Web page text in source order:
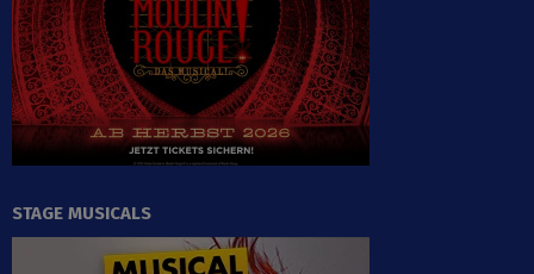
STAGE MUSICALS